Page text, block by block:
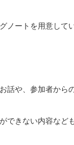
ノートを用意して
話や、参加者から
できない内容など